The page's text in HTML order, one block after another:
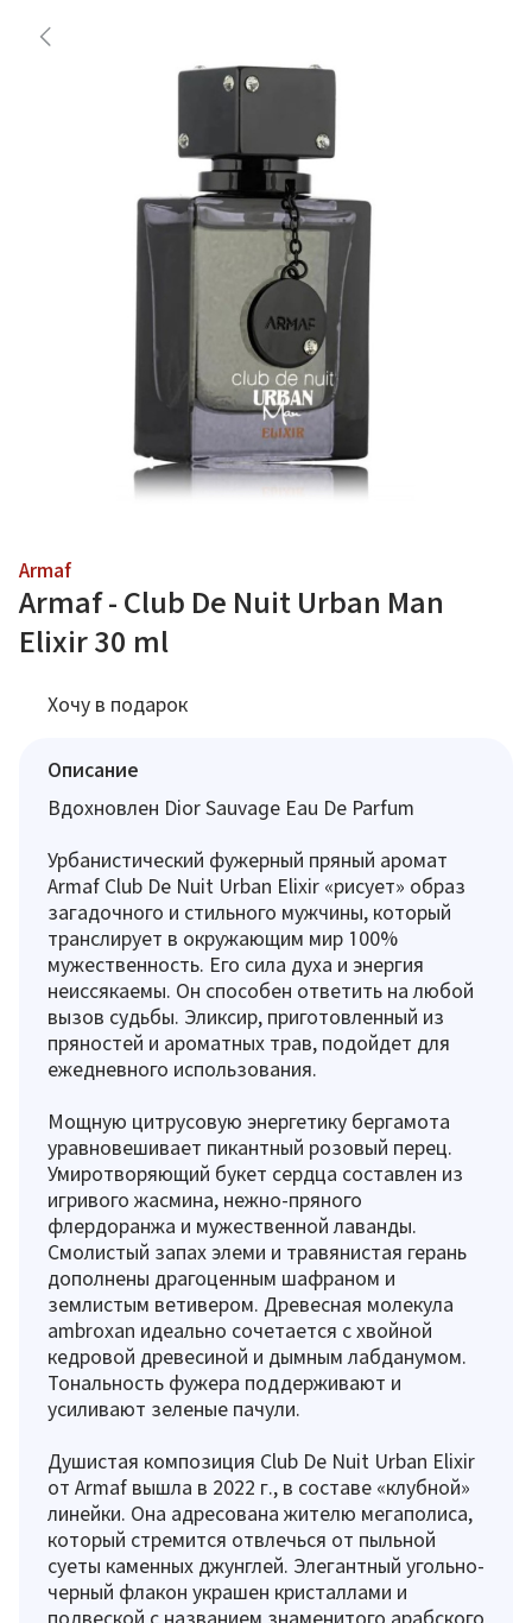
Armaf
Armaf - Club De Nuit Urban Man
Elixir 30 ml
Хочу в подарок
Описание
Вдохновлен Dior Sauvage Eau De Parfum
Урбанистический фужерный пряный аромат
Armaf Club De Nuit Urban Elixir «рисует» образ
загадочного и стильного мужчины, который
транслирует в окружающим мир 100%
мужественность. Его сила духа и энергия
неиссякаемы. Он способен ответить на любой
вызов судьбы. Эликсир, приготовленный из
пряностей и ароматных трав, подойдет для
ежедневного использования.
Мощную цитрусовую энергетику бергамота
уравновешивает пикантный розовый перец.
Умиротворяющий букет сердца составлен из
игривого жасмина, нежно-пряного
флердоранжа и мужественной лаванды.
Смолистый запах элеми и травянистая герань
дополнены драгоценным шафраном и
землистым ветивером. Древесная молекула
ambroxan идеально сочетается с хвойной
кедровой древесиной и дымным лабданумом.
Тональность фужера поддерживают и
усиливают зеленые пачули.
Душистая композиция Club De Nuit Urban Elixir
от Armaf вышла в 2022 г., в составе «клубной»
линейки. Она адресована жителю мегаполиса,
который стремится отвлечься от пыльной
суеты каменных джунглей. Элегантный угольно-
черный флакон украшен кристаллами и
подвеской с названием знаменитого арабского